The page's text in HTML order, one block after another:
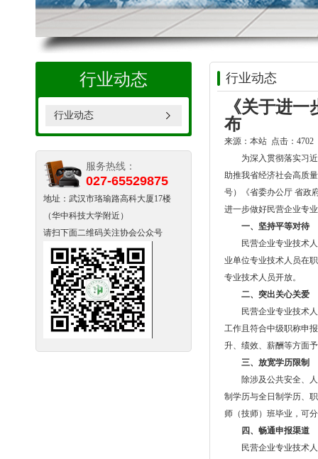
行业动态
行业动态
服务热线：
027-65529875
地址：武汉市珞瑜路高科大厦17楼
（华中科技大学附近）
请扫下面二维码关注协会公众号
行业动态
《关于进
布
来源：本站 点击：4702
为深入贯彻落实习
助推我省经济社会高质
号）《省委办公厅 省政
进一步做好民营企业专
一、坚持平等对待
民营企业专业技术
业单位专业技术人员在
专业技术人员开放。
二、突出关心关爱
民营企业专业技术
工作且符合中级职称申
升、绩效、薪酬等方面
三、放宽学历限制
除涉及公共安全、
制学历与全日制学历、
师（技师）班毕业，可
四、畅通申报渠道
民营企业专业技术